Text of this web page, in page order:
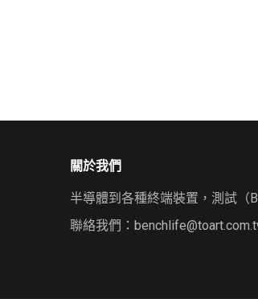
關於我們
半導體到各種終端裝置，測試（
聯絡我們：